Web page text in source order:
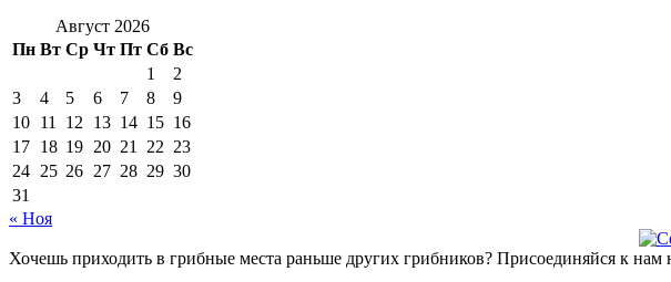
Август 2026
Пн Вт Ср Чт Пт Сб Вс
1
2
3
4 5 6 7 8
9
10 11 12 13 14 15 16
17 18 19 20 21 22 23
24 25 26 27 28 29 30
31
« Ноя
Хочешь приходить в грибные места раньше других грибников? Присоединяйся к нам